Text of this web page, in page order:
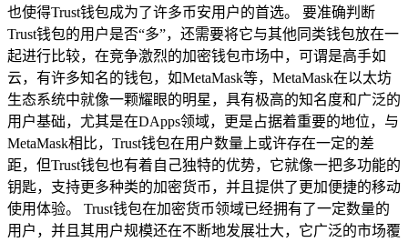
也使得Trust钱包成为了许多币安用户的首选。 要准确判断
Trust钱包的用户是否“多”，还需要将它与其他同类钱包放在一
起进行比较，在竞争激烈的加密钱包市场中，可谓是高手如
云，有许多知名的钱包，如MetaMask等，MetaMask在以太坊
生态系统中就像一颗耀眼的明星，具有极高的知名度和广泛的
用户基础，尤其是在DApps领域，更是占据着重要的地位，与
MetaMask相比，Trust钱包在用户数量上或许存在一定的差
距，但Trust钱包也有着自己独特的优势，它就像一把多功能的
钥匙，支持更多种类的加密货币，并且提供了更加便捷的移动
使用体验。 Trust钱包在加密货币领域已经拥有了一定数量的
用户，并且其用户规模还在不断地发展壮大，它广泛的市场覆